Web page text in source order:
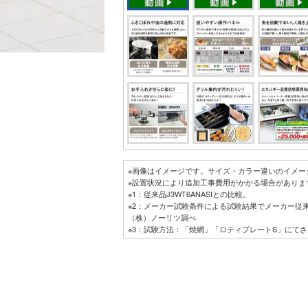
※画像はイメージです。サイズ・カラー違いのイメー
※設置状況により追加工事費用がかかる場合がありま
※1：従来品J3WT6ANASIとの比較。
※2：メーカー試験条件による試験結果でメーカー従
（株）ノーリツ調べ
※3：試験方法：「焼網」「ロティプレートS」にて
内お手入れ部品（焼網、ロティプレートSは除く）